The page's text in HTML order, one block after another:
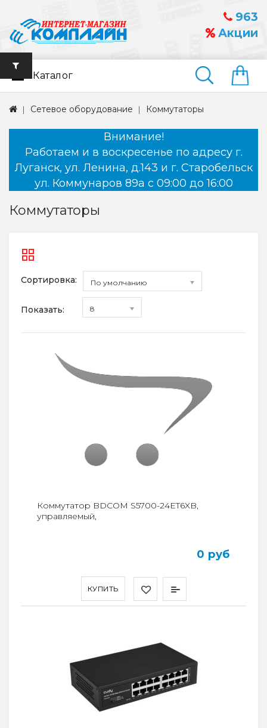
963
Акции
Найти
Каталог
Сетевое оборудование Коммутаторы
Внимание!
Работаем и в воскресенье по адресу г.
Луганск, ул. Ленина, д.143 и г. Старобельск
ул. Коммунаров 89а с 09:00 до 16:00
Коммутаторы
Сортировка: По умолчанию
Показать: 8
КУПИТЬ
Коммутатор BDCOM S5700-24ET6XB,
управляемый,
0 руб